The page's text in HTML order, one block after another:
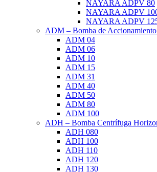
NAYARA ADPV 80
NAYARA ADPV
NAYARA ADPV
ADM – Bomba de
ADM 04
ADM 06
ADM 10
ADM 15
ADM 31
ADM 40
ADM 50
ADM 80
ADM 100
ADH – Bomba Centrífuga
ADH 080
ADH 100
ADH 110
ADH 120
ADH 130